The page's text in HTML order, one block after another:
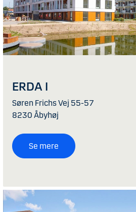
ERDA I
Søren Frichs Vej 55-57
8230 Åbyhøj
Se mere